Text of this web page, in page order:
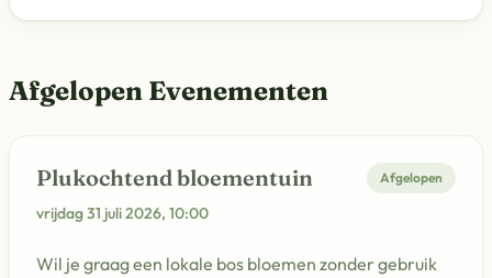
Afgelopen Evenementen
Plukochtend bloementuin
vrijdag 31 juli 2026, 10:00
Afgelopen
Wil je graag een lokale bos bloemen zonder gebruik